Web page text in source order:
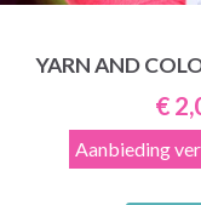
YARN AND
€
Aanbieding